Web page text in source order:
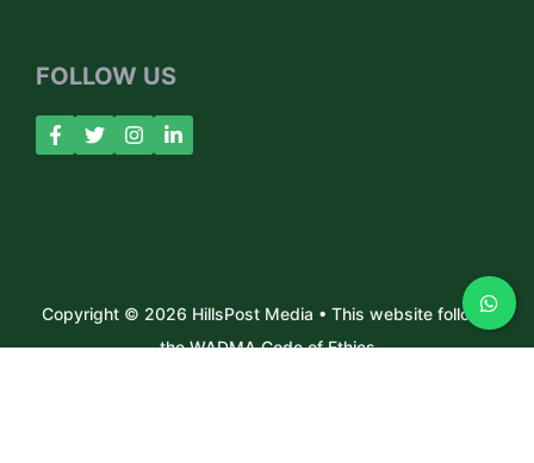
FOLLOW US
Copyright © 2026 HillsPost Media • This website follows
the WADMA Code of Ethics